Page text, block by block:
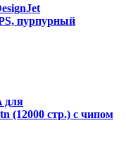
пурпурный
для
(12000 стр.) с чипом